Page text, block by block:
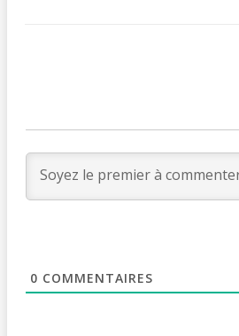
0 COMMENTAIRES